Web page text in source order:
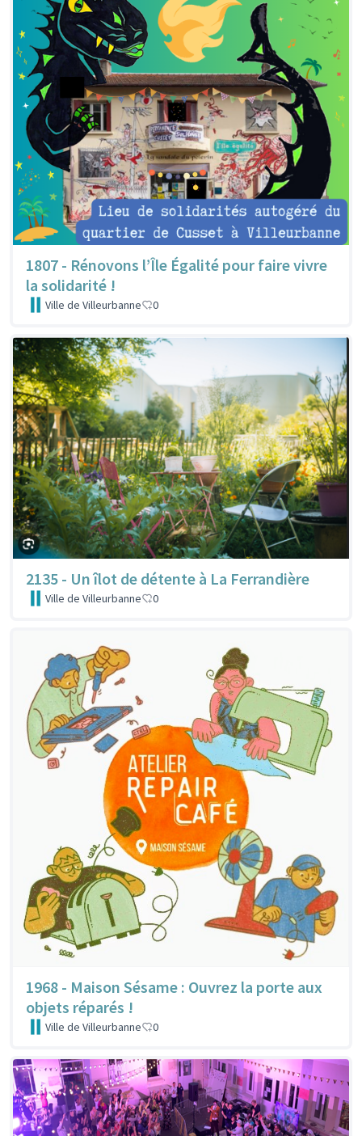
1807 - Rénovons l’Île Égalité pour faire vivre
la solidarité !
Ville de Villeurbanne 0
2135 - Un îlot de détente à La Ferrandière
Ville de Villeurbanne 0
1968 - Maison Sésame : Ouvrez la porte aux
objets réparés !
Ville de Villeurbanne 0